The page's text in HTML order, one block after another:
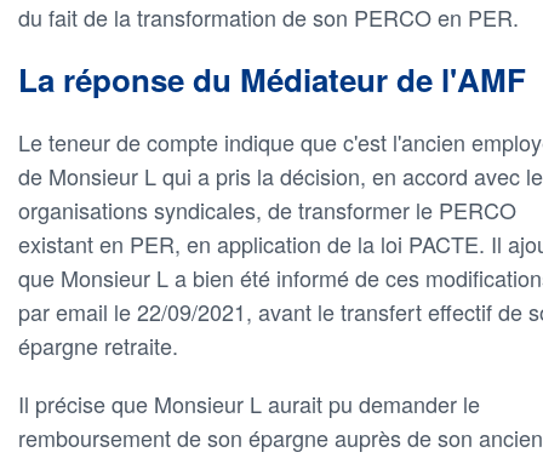
du fait de la transformation de son PERCO en PER.
La réponse du Médiateur de l'AMF
Le teneur de compte indique que c'est l'ancien
de Monsieur L qui a pris la décision, en accord avec
organisations syndicales, de transformer le PERCO
existant en PER, en application de la loi PACTE. Il
que Monsieur L a bien été informé de ces
par email le 22/09/2021, avant le transfert effectif de
épargne retraite.
Il précise que Monsieur L aurait pu demander le
remboursement de son épargne auprès de son ancien